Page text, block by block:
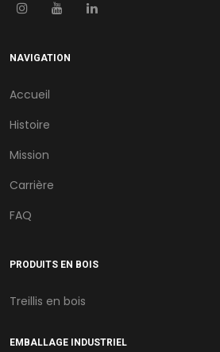
NAVIGATION
Accueil
Histoire
Mission
Carrière
FAQ
PRODUITS EN BOIS
Treillis en bois
EMBALLAGE INDUSTRIEL